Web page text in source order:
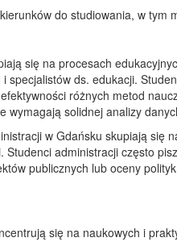
do studiowania, w tym
się na procesach
specjalistów ds. edukacji.
różnych metod
wymagają solidnej analizy
w Gdańsku skupiają się
administracji często
publicznych lub oceny
się na naukowych i